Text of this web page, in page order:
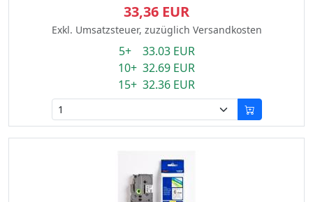
33,36 EUR
Exkl. Umsatzsteuer, zuzüglich Versandkosten
5+ 33.03 EUR
10+ 32.69 EUR
15+ 32.36 EUR